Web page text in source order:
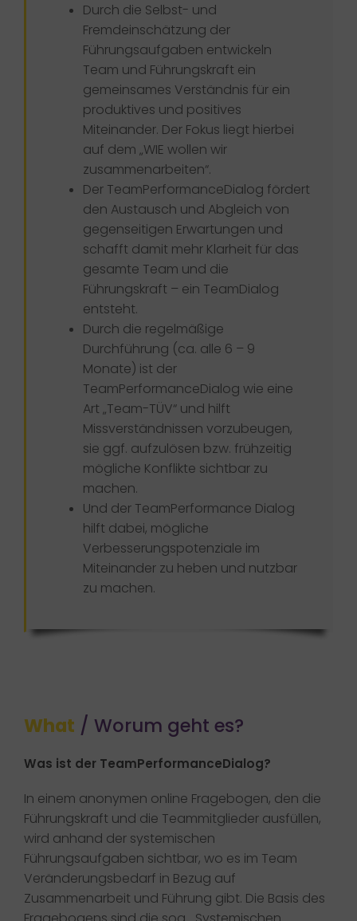
Durch die Selbst- und
Fremdeinschätzung der
Führungsaufgaben entwickeln
Team und Führungskraft ein
gemeinsames Verständnis für ein
produktives und positives
Miteinander. Der Fokus liegt hierbei
auf dem „WIE wollen wir
zusammenarbeiten“.​
Der TeamPerformanceDialog fördert
den Austausch und Abgleich von
gegenseitigen Erwartungen und
schafft damit mehr Klarheit für das
gesamte Team und die
Führungskraft – ein TeamDialog
entsteht.​
Durch die regelmäßige
Durchführung (ca. alle 6 – 9
Monate) ist der
TeamPerformanceDialog wie eine
Art „Team-TÜV“ und hilft
Missverständnissen vorzubeugen,
sie ggf. aufzulösen bzw. frühzeitig
mögliche Konflikte sichtbar zu
machen.​
Und der TeamPerformance Dialog
hilft dabei, mögliche
Verbesserungspotenziale im
Miteinander zu heben und nutzbar
zu machen.
What / Worum geht es?
Was ist der TeamPerformanceDialog?
In einem anonymen online Fragebogen, den die
Führungskraft und die Teammitglieder ausfüllen,
wird anhand der systemischen
Führungsaufgaben sichtbar, wo es im Team
Veränderungsbedarf in Bezug auf
Zusammenarbeit und Führung gibt. Die Basis des